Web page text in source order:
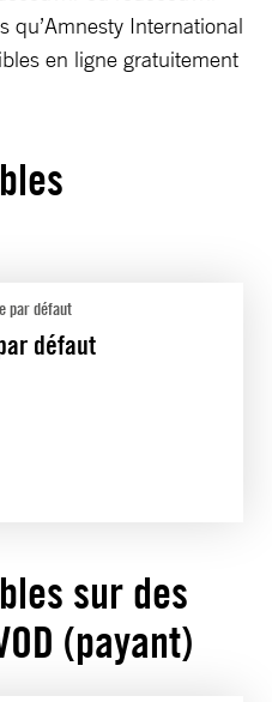
qu’Amnesty International
en ligne gratuitement
par défaut
défaut
sur des
(payant)